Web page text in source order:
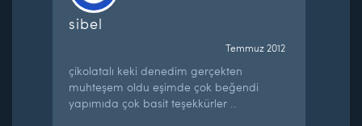
sibel
Temmuz 2012
çikolatalı keki denedim gerçekten
muhteşem oldu eşimde çok beğendi
yapımıda çok basit teşekkürler ..